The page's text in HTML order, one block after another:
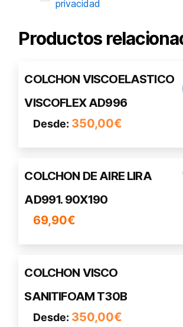
privacidad
Productos
COLCHON VISCOELASTICO
VISCOFLEX AD996
Desde: 350,00€
Este
tiene
múltiples
Las
se
elegir
en
de
producto
COLCHON DE AIRE LIRA
AD991. 90X190
69,90€
COLCHON VISCO
SANITIFOAM T30B
Desde: 350,00€
Este
tiene
múltiples